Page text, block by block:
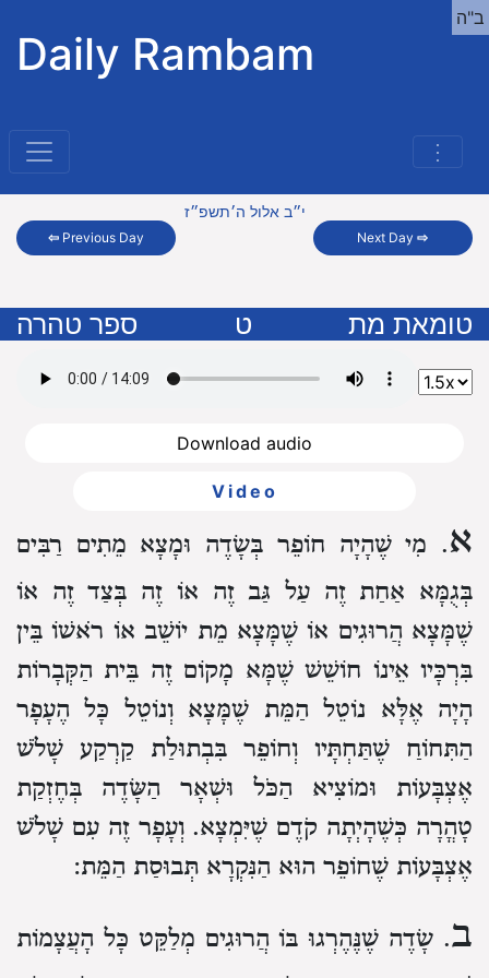
Daily Rambam
⋮
ב"ה
⇦ Previous Day
י״ב אלול ה׳תשפ״ז
Next Day⇨
טומאת מת ט ספר טהרה
Download audio
Video
א. מִי שֶׁהָיָה חוֹפֵר בְּשָׂדֶה וּמָצָא מֵתִים רַבִּים
בְּגֻמָּא אַחַת זֶה עַל גַּב זֶה אוֹ זֶה בְּצַד זֶה אוֹ
שֶׁמָּצָא הֲרוּגִים אוֹ שֶׁמָּצָא מֵת יוֹשֵׁב אוֹ רֹאשׁוֹ בֵּין
בִּרְכָּיו אֵינוֹ חוֹשֵׁשׁ שֶׁמָּא מָקוֹם זֶה בֵּית הַקְּבָרוֹת
הָיָה אֶלָּא נוֹטֵל הַמֵּת שֶׁמָּצָא וְנוֹטֵל כָּל הֶעָפָר
הַתִּחוֹחַ שֶׁתַּחְתָּיו וְחוֹפֵר בִּבְתוּלַת קַרְקַע שָׁלֹשׁ
אֶצְבָּעוֹת וּמוֹצִיא הַכֹּל וּשְׁאָר הַשָּׂדֶה בְּחֶזְקַת
טָהֳרָה כְּשֶׁהָיְתָה קֹדֶם שֶׁיִּמְצָא. וְעָפָר זֶה עִם שָׁלֹשׁ
אֶצְבָּעוֹת שֶׁחוֹפֵר הוּא הַנִּקְרָא תְּבוּסַת הַמֵּת:
ב. שָׂדֶה שֶׁנֶּהֶרְגוּ בּוֹ הֲרוּגִים מְלַקֵּט כָּל הָעֲצָמוֹת